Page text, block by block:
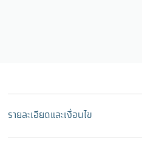
รายละเอียดและเงื่อนไข